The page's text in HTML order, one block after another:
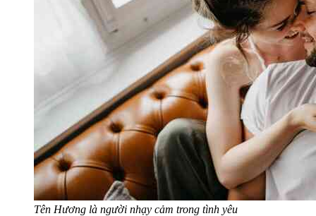
Tên Hương là người nhạy cảm trong tình yêu